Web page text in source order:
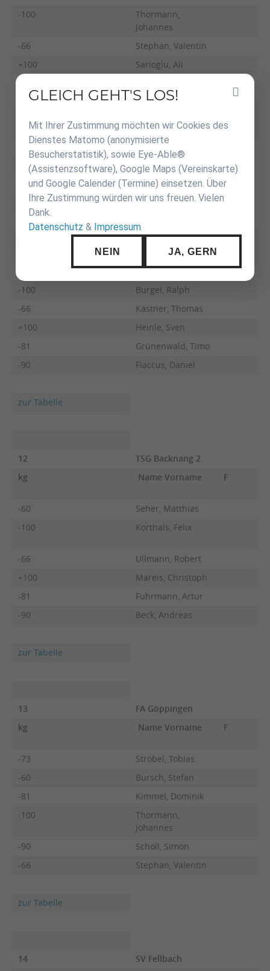
-100
Thormann,
Johannes
-66
Stephan, Valentin
+100
Sarioglu, Ali
zur Tabelle
Name Vorname F
Plato, Raphael
-100
Burgel, Ralph
-66
Kästner, Thomas
+100
Heinle, Sven
-81
Grünenwald, Timo
-90
Flaccus, Daniel
zur Tabelle
12
TSG Backnang 2
kg
Name Vorname F
-60
Seher, Matthias
-100
Korthals, Felix
-66
Ullmann, Robert
+100
Mareis, Christoph
-81
Fuhrmann, Artur
-90
Beck, Andreas
zur Tabelle
13
FA Göppingen
kg
Name Vorname F
-73
Strobel, Tobias
-60
Bursch, Stefan
-81
Kimmel, Dominik
-100
Thormann,
Johannes
-90
Scholl, Simon
-66
Stephan, Valentin
zur Tabelle
14
SV Fellbach
Inhalt
GLEICH GEHT'S LOS!
Mit Ihrer Zustimmung möchten wir Cookies des
Dienstes Matomo (anonymisierte
Besucherstatistik), sowie Eye-Able®
(Assistenzsoftware), Google Maps (Vereinskarte)
und Google Calender (Termine) einsetzen. Über
Ihre Zustimmung würden wir uns freuen. Vielen
Dank.
Datenschutz & Impressum
NEIN JA, GERN